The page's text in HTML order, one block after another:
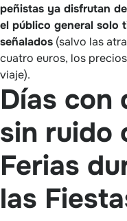
peñistas ya disfrutan
el público general solo
señalados (salvo las
cuatro euros, los
viaje).
Días con
sin ruido
Ferias
las